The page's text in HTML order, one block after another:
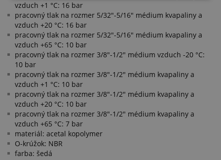
vzduch +1 °C: 16 bar
pracovný tlak na rozmer 5/32"-5/16" médium kvapaliny a
vzduch +20 °C: 16 bar
pracovný tlak na rozmer 5/32"-5/16" médium kvapaliny a
vzduch +65 °C: 10 bar
pracovný tlak na rozmer 3/8"-1/2" médium vzduch -20 °C:
10 bar
pracovný tlak na rozmer 3/8"-1/2" médium kvapaliny a
vzduch +1 °C: 10 bar
pracovný tlak na rozmer 3/8"-1/2" médium kvapaliny a
vzduch +20 °C: 10 bar
pracovný tlak na rozmer 3/8"-1/2" médium kvapaliny a
vzduch +65 °C: 7 bar
materiál: acetal kopolymer
O-krúžok: NBR
farba: šedá